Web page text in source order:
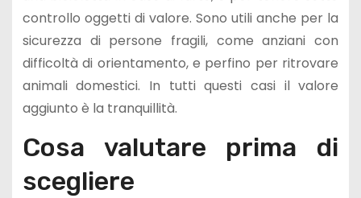
controllo oggetti di valore. Sono utili anche per la
sicurezza di persone fragili, come anziani con
difficoltà di orientamento, e perfino per ritrovare
animali domestici. In tutti questi casi il valore
aggiunto è la tranquillità.
Cosa valutare prima di
scegliere